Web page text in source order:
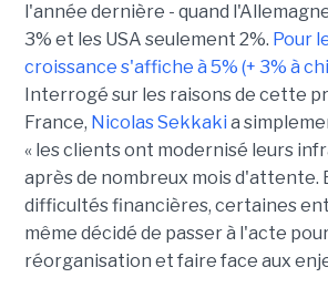
l'année dernière - quand
3% et les USA seulement 2%. Pour
croissance s'affiche à 5% (+ 3% à
Interrogé sur les raisons de cette
France, Nicolas Sekkaki a
« les clients ont modernisé leurs
après de nombreux mois d'attente.
difficultés financières, certaines
même décidé de passer à l'acte
réorganisation et faire face aux